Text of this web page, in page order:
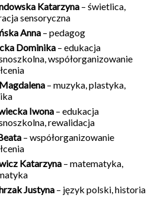
Katarzyna – świetlica,
sensoryczna
Anna – pedagog
Dominika – edukacja
współorganizowanie
– muzyka, plastyka,
Iwona – edukacja
rewalidacja
– współorganizowanie
Katarzyna – matematyka,
Justyna – język polski, historia